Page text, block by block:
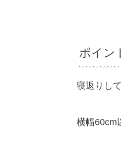
ポイン
寝返りし
横幅60cm